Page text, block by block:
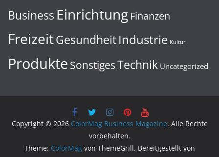
Business Einrichtung Finanzen
FreizeitGesundheitIndustrie Kultur
Produkte SonstigesTechnik Uncategorized
Copyright © 2026 ColorMag Business Magazine. Alle Rechte
vorbehalten.
Theme: ColorMagvon ThemeGrill. Bereitgestellt von